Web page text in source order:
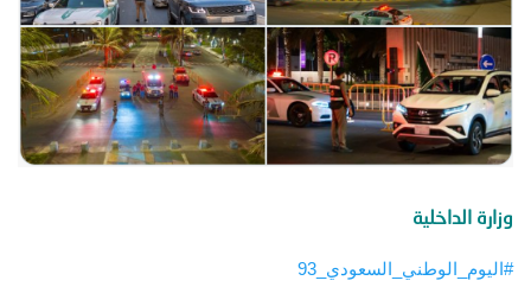
الإلكترونية
صور
وفيديو
مجلة
أصداء
الأمانة
إعلانات
من
نحن
اتصل
بنا
وزارة الداخلية
#اليوم_الوطني_السعودي_93